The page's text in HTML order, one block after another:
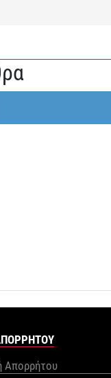
Απορρήτου